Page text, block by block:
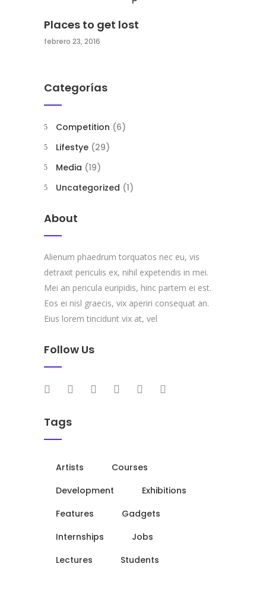
Places to get lost
febrero 23, 2016
Categorías
Competition (6)
Lifestye (29)
Media (19)
Uncategorized (1)
About
Alienum phaedrum torquatos nec eu, vis
detraxit periculis ex, nihil expetendis in mei.
Mei an pericula euripidis, hinc partem ei est.
Eos ei nisl graecis, vix aperiri consequat an.
Eius lorem tincidunt vix at, vel
Follow Us
Tags
Artists
Courses
Development
Exhibitions
Features
Gadgets
Internships
Jobs
Lectures
Students